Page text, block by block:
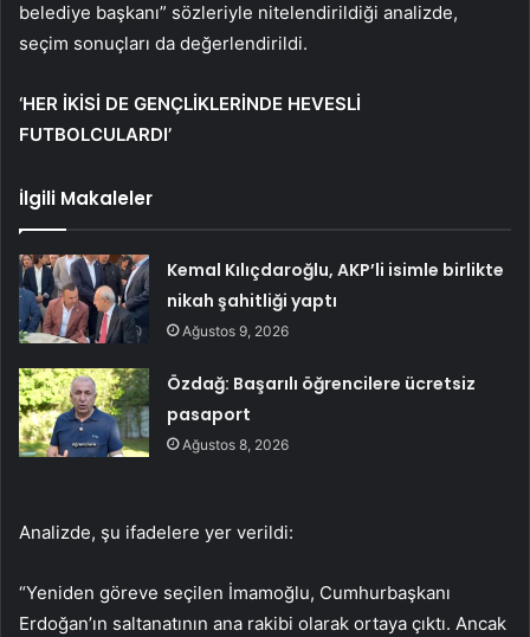
belediye başkanı” sözleriyle nitelendirildiği analizde,
seçim sonuçları da değerlendirildi.
‘HER İKİSİ DE GENÇLİKLERİNDE HEVESLİ
FUTBOLCULARDI’
İlgili Makaleler
Kemal Kılıçdaroğlu, AKP’li isimle birlikte
nikah şahitliği yaptı
Ağustos 9, 2026
Özdağ: Başarılı öğrencilere ücretsiz
pasaport
Ağustos 8, 2026
Analizde, şu ifadelere yer verildi:
“Yeniden göreve seçilen İmamoğlu, Cumhurbaşkanı
Erdoğan’ın saltanatının ana rakibi olarak ortaya çıktı. Ancak